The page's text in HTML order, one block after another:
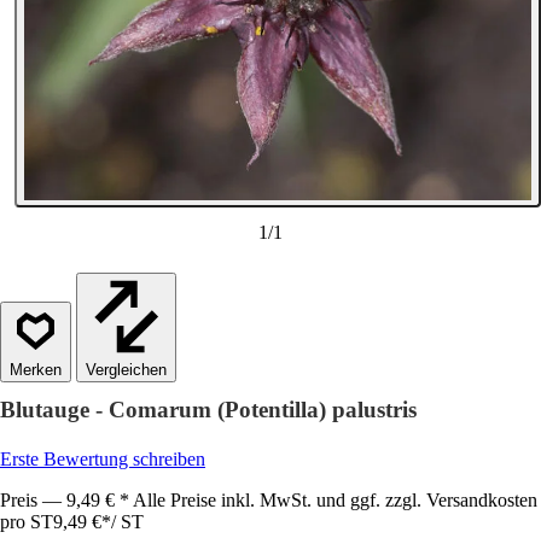
1/1
Vergleichen
Blutauge - Comarum (Potentilla) palustris
Erste Bewertung schreiben
Preis — 9,49 € * Alle Preise inkl. MwSt. und ggf. zzgl. Versandkosten
pro ST9,49 €*/ ST